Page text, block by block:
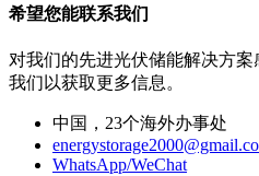
希望您能联系我们
对我们的先进光伏储能解决方
我们以获取更多信息。
中国，23个海外办事处
WhatsApp/WeChat